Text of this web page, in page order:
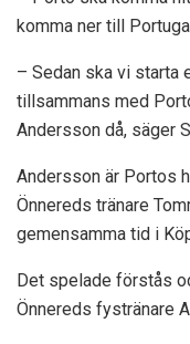
komma ner till
– Sedan ska vi starta
tillsammans med
Andersson då, säger
Andersson är Portos
Önnereds tränare
gemensamma tid i
Det spelade förstås
Önnereds fystränare